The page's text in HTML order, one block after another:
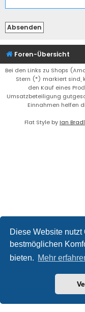
Diese Website
bestmöglichen
bieten. Mehr
Foren-Übersicht
Bei den Links zu Shops
Stern (*) markiert sind,
den Kauf eines
Umsatzbeteiligung
Einnahmen helfen
Flat Style by Ian